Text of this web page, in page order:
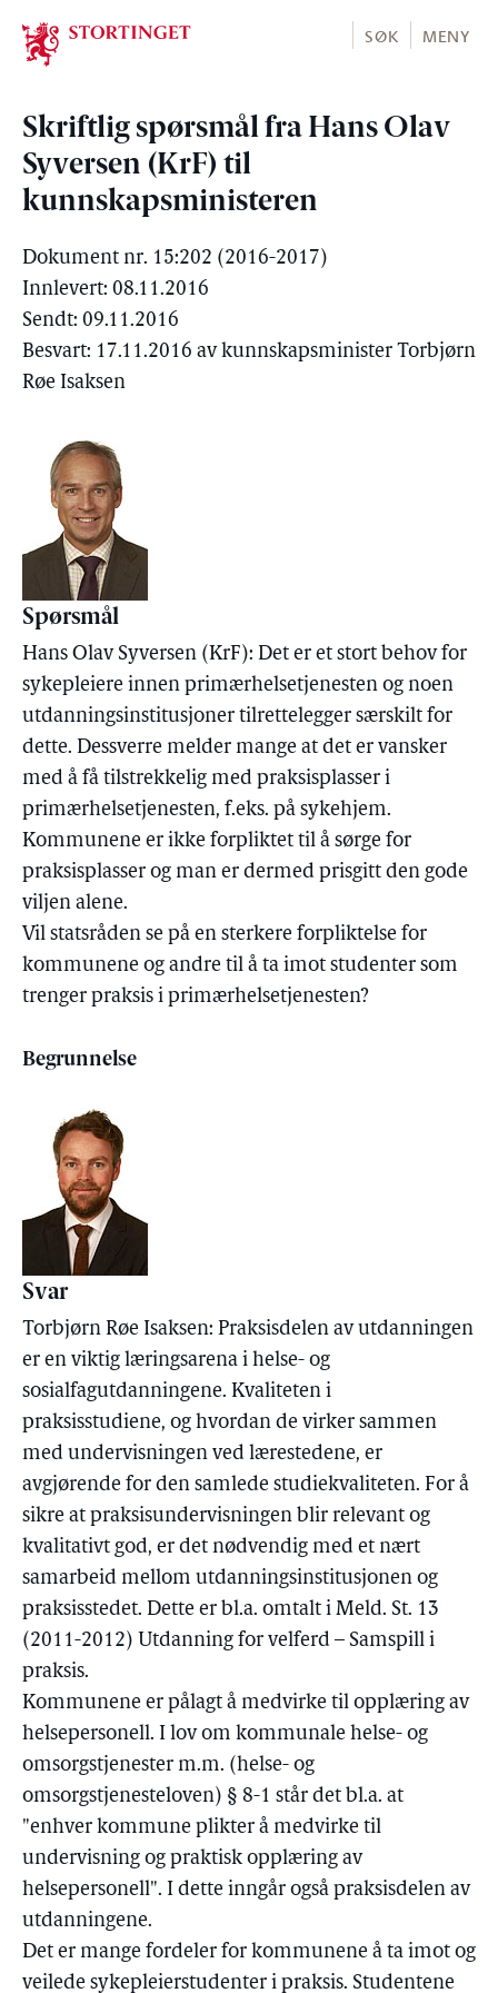
Stortinget.no
SØK MENY
Skriftlig spørsmål fra Hans Olav
Syversen (KrF) til
kunnskapsministeren
Dokument nr. 15:202 (2016-2017)
Innlevert: 08.11.2016
Sendt: 09.11.2016
Besvart: 17.11.2016 av kunnskapsminister Torbjørn
Røe Isaksen
Spørsmål
Hans Olav Syversen (KrF): Det er et stort behov for
sykepleiere innen primærhelsetjenesten og noen
utdanningsinstitusjoner tilrettelegger særskilt for
dette. Dessverre melder mange at det er vansker
med å få tilstrekkelig med praksisplasser i
primærhelsetjenesten, f.eks. på sykehjem.
Kommunene er ikke forpliktet til å sørge for
praksisplasser og man er dermed prisgitt den gode
viljen alene.
Vil statsråden se på en sterkere forpliktelse for
kommunene og andre til å ta imot studenter som
trenger praksis i primærhelsetjenesten?
Begrunnelse
Svar
Torbjørn Røe Isaksen: Praksisdelen av utdanningen
er en viktig læringsarena i helse- og
sosialfagutdanningene. Kvaliteten i
praksisstudiene, og hvordan de virker sammen
med undervisningen ved lærestedene, er
avgjørende for den samlede studiekvaliteten. For å
sikre at praksisundervisningen blir relevant og
kvalitativt god, er det nødvendig med et nært
samarbeid mellom utdanningsinstitusjonen og
praksisstedet. Dette er bl.a. omtalt i Meld. St. 13
(2011-2012) Utdanning for velferd – Samspill i
praksis.
Kommunene er pålagt å medvirke til opplæring av
helsepersonell. I lov om kommunale helse- og
omsorgstjenester m.m. (helse- og
omsorgstjenesteloven) § 8-1 står det bl.a. at
"enhver kommune plikter å medvirke til
undervisning og praktisk opplæring av
helsepersonell". I dette inngår også praksisdelen av
utdanningene.
Det er mange fordeler for kommunene å ta imot og
veilede sykepleierstudenter i praksis. Studentene